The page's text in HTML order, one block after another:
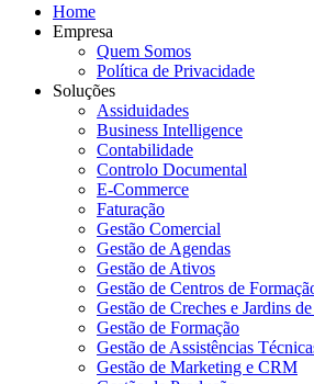
Home
Empresa
Quem Somos
Política de Privacidade
Soluções
Assiduidades
Business Intelligence
Contabilidade
Controlo Documental
E-Commerce
Faturação
Gestão Comercial
Gestão de Agendas
Gestão de Ativos
Gestão de Centros de
Gestão de Creches e Jardins
Gestão de Formação
Gestão de Assistências
Gestão de Marketing e CRM